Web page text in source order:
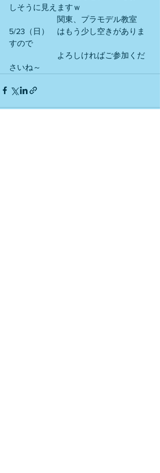
しそうに見えますｗ
関東、プラモデル教室
5/23（日）　はもう少し空きがありま
すので
よろしければご参加くだ
さいね～